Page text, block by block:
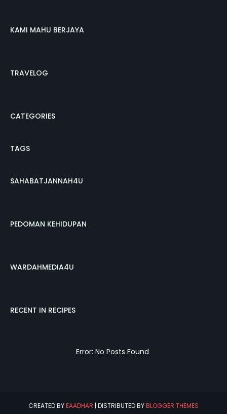
KAMI MAHU BERJAYA
TRAVELOG
CATEGORIES
TAGS
SAHABATJANNAH4U
PEDOMAN KEHIDUPAN
WARDAHMEDIA4U
RECENT IN RECIPES
Error: No Posts Found
CREATED BYEAADHAR | DISTRIBUTED BYBLOGGER THEMES